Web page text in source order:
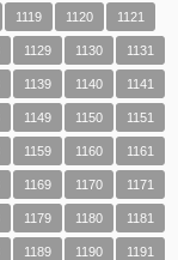
1119 1120 1121
1129 1130 1131
1139 1140 1141
1149 1150 1151
1159 1160 1161
1169 1170 1171
1179 1180 1181
1189 1190 1191